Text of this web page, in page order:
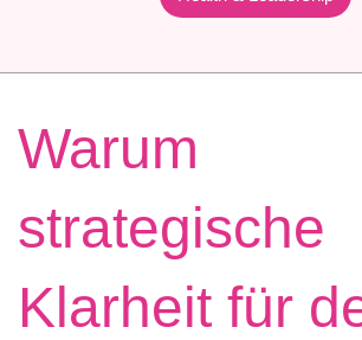
Warum
strategische
Klarheit für